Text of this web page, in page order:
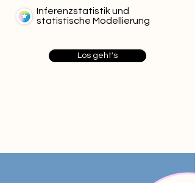
Inferenzstatistik und
statistische Modellierung
Los geht's